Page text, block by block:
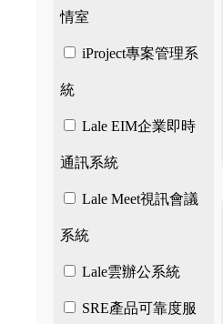
情室
iProject專案管理系
統
Lale EIM企業即時
通訊系統
Lale Meet視訊會議
系統
Lale雲辦公系統
SRE產品可靠度服